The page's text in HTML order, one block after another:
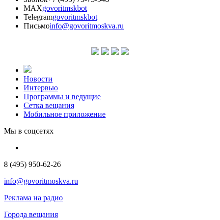
MAXgovoritmskbot
Telegramgovoritmskbot
Письмоinfo@govoritmoskva.ru
Новости
Интервью
Программы и ведущие
Сетка вещания
Мобильное приложение
Мы в соцсетях
8 (495) 950-62-26
info@govoritmoskva.ru
Реклама на радио
Города вещания